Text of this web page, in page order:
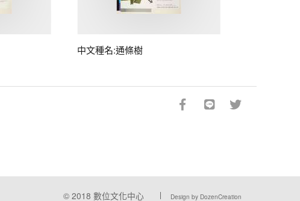
中文種名:通條樹
© 2018 數位文化中心 Design by DozenCreation